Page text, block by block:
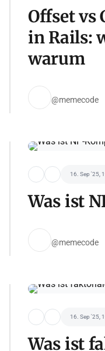
Offset vs
in Rails:
warum
@memecode
16. Sep '25,
Was ist
@memecode
16. Sep '25,
Was ist